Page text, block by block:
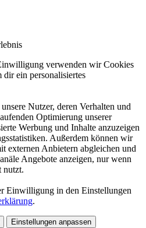
verwenden wir Cookies
ein personalisiertes
Nutzer, deren Verhalten und
Optimierung unserer
Werbung und Inhalte anzuzeigen
Außerdem können wir
externen Anbietern abgleichen und
Angebote anzeigen, nur wenn
nutzt.
Einwilligung in den Einstellungen
.
Einstellungen anpassen